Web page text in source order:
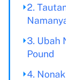
2.
3. Ubah
Pound
4.